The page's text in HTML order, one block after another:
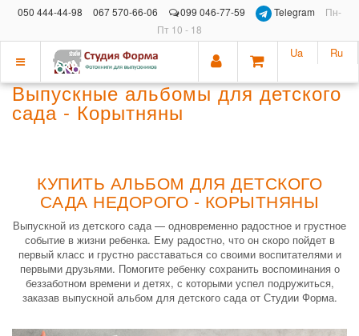
050 444-44-98 067 570-66-06 099 046-77-59 Telegram
Пн-
Пт 10 - 18
Показать
меню
Ua Ru
Выпускные альбомы для детского
сада - Корытняны
КУПИТЬ АЛЬБОМ ДЛЯ ДЕТСКОГО
САДА НЕДОРОГО - КОРЫТНЯНЫ
Выпускной из детского сада — одновременно радостное и грустное
событие в жизни ребенка. Ему радостно, что он скоро пойдет в
первый класс и грустно расставаться со своими воспитателями и
первыми друзьями. Помогите ребенку сохранить воспоминания о
беззаботном времени и детях, с которыми успел подружиться,
заказав выпускной альбом для детского сада от Студии Форма.